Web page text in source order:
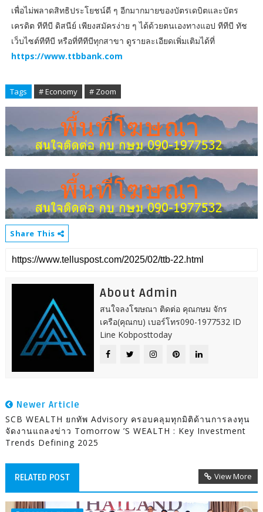
เพื่อไม่พลาดสิทธิประโยชน์ดี ๆ อีกมากมายของบัตรเดบิตและบัตร
เครดิต ทีทีบี ดิสนีย์ เพียงสมัครง่าย ๆ ได้ด้วยตนเองทางแอป ทีทีบี ทัช
เว็บไซต์ทีทีบี หรือที่ทีทีบีทุกสาขา ดูรายละเอียดเพิ่มเติมได้ที่
https://www.ttbbank.com
Tags # Economy # Zoom
Share This
About Admin
สนใจลงโฆษณา ติดต่อ คุณกษม จักร
เครือ(คุณกบ) เบอร์โทร090-1977532 ID
Line Kobposttoday
Newer Article
SCB WEALTH ยกทัพ Advisory ครอบคลุมทุกมิติด้านการลงทุน
จัดงานแถลงข่าว Tomorrow ’s WEALTH : Key Investment
Trends Defining 2025
RELATED POST View More